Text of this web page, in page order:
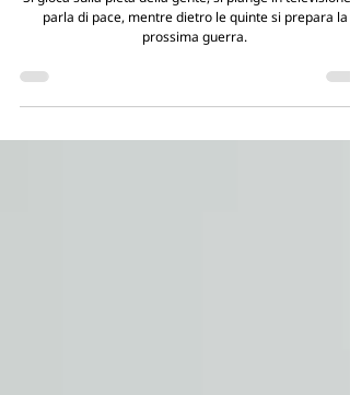
Guerra e Pace
Si gioca sulla pietà della gente, si piange in televisione,
prossima guerra.